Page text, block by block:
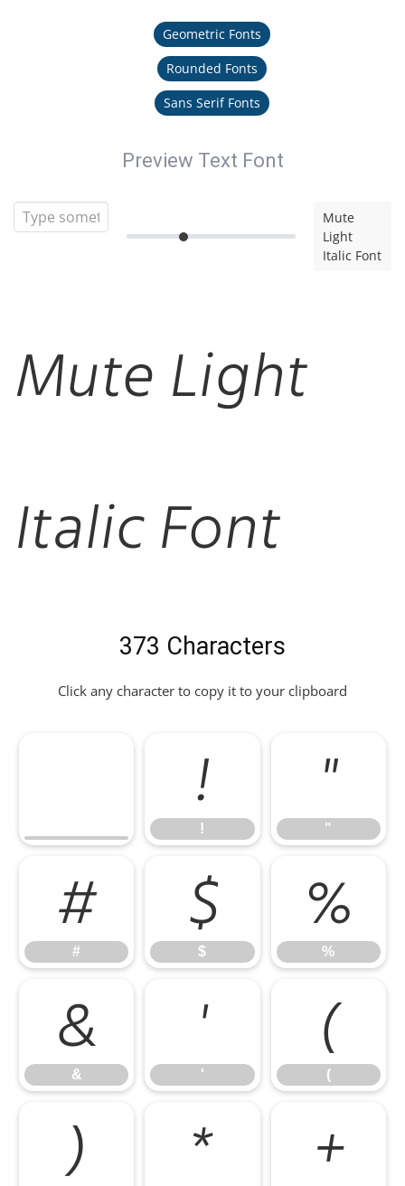
Geometric Fonts
Rounded Fonts
Sans Serif Fonts
Preview Text Font
Mute
Light
Italic Font
Mute Light
Italic Font
373 Characters
Click any character to copy it to your clipboard
!
!
"
"
#
#
$
$
%
%
&
&
'
'
(
(
) * +